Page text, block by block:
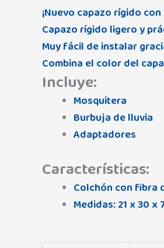
¡Nuevo capazo rígido
Capazo rígido ligero y
Muy fácil de instalar
Combina el color del
Incluye:
Mosquitera
Burbuja de lluvia
Adaptadores
Características:
Colchón con fibra
Medidas: 21 x 30